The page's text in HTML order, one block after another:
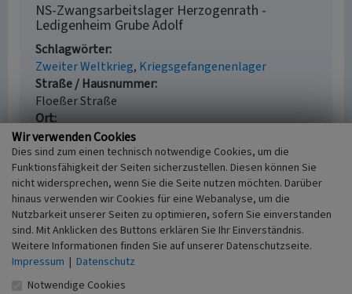
NS-Zwangsarbeitslager Herzogenrath -
Ledigenheim Grube Adolf
Schlagwörter
Zweiter Weltkrieg Kriegsgefangenenlager
Straße / Hausnummer
Floeßer Straße
Ort
52134 Herzogenrath
Fachsicht(en)
Kulturlandschaftspflege
Erfassungsmaßstab
i.d.R. 1:5.000 (größer als 1:20.000)
Erfassungsmethode
Literaturauswertung
Historischer Zeitraum
Beginn 1939, Ende 1945
Wir verwenden Cookies
Dies sind zum einen technisch notwendige Cookies, um die
Funktionsfähigkeit der Seiten sicherzustellen. Diesen können Sie
nicht widersprechen, wenn Sie die Seite nutzen möchten. Darüber
hinaus verwenden wir Cookies für eine Webanalyse, um die
Nutzbarkeit unserer Seiten zu optimieren, sofern Sie einverstanden
sind. Mit Anklicken des Buttons erklären Sie Ihr Einverständnis.
Weitere Informationen finden Sie auf unserer Datenschutzseite.
Impressum | Datenschutz
Notwendige Cookies